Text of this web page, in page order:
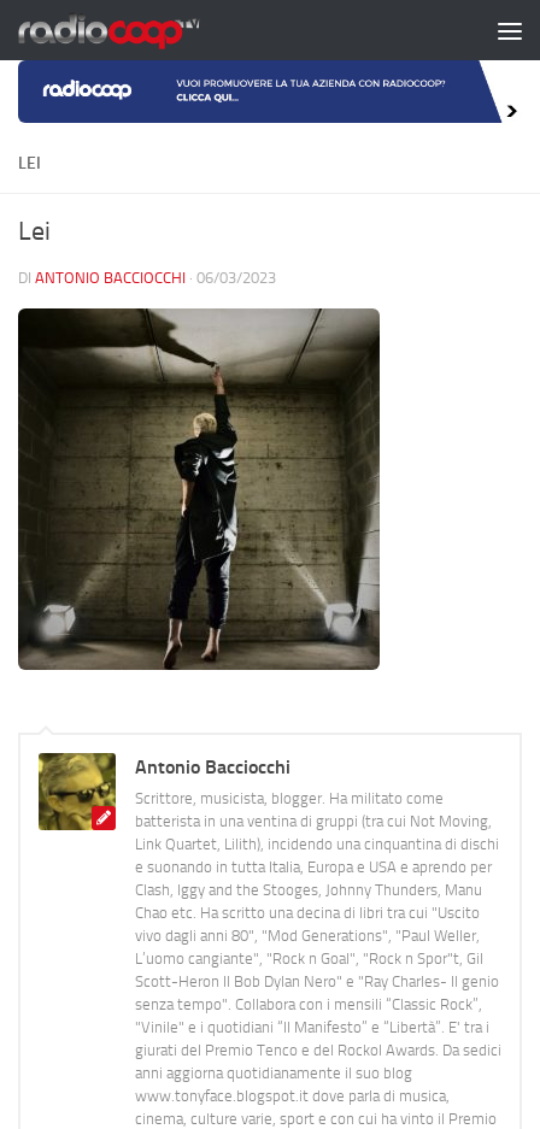
Salta al contenuto
LEI
Lei
DI ANTONIO BACCIOCCHI · 06/03/2023
Antonio Bacciocchi
Scrittore, musicista, blogger. Ha militato come
batterista in una ventina di gruppi (tra cui Not Moving,
Link Quartet, Lilith), incidendo una cinquantina di dischi
e suonando in tutta Italia, Europa e USA e aprendo per
Clash, Iggy and the Stooges, Johnny Thunders, Manu
Chao etc. Ha scritto una decina di libri tra cui "Uscito
vivo dagli anni 80", "Mod Generations", "Paul Weller,
L’uomo cangiante", "Rock n Goal", "Rock n Spor"t, Gil
Scott-Heron Il Bob Dylan Nero" e "Ray Charles- Il genio
senza tempo". Collabora con i mensili “Classic Rock”,
"Vinile" e i quotidiani “Il Manifesto” e “Libertà”. E' tra i
giurati del Premio Tenco e del Rockol Awards. Da sedici
anni aggiorna quotidianamente il suo blog
www.tonyface.blogspot.it dove parla di musica,
cinema, culture varie, sport e con cui ha vinto il Premio